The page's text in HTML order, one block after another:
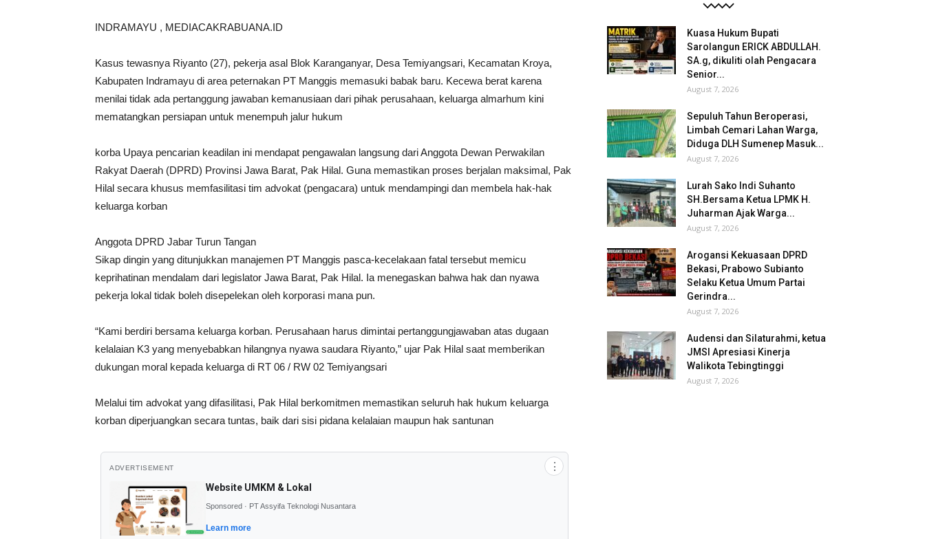
INDRAMAYU , MEDIACAKRABUANA.ID
Kasus tewasnya Riyanto (27), pekerja asal Blok Karanganyar, Desa Temiyangsari, Kecamatan Kroya,
Kabupaten Indramayu di area peternakan PT Manggis memasuki babak baru. Kecewa berat karena
menilai tidak ada pertanggung jawaban kemanusiaan dari pihak perusahaan, keluarga almarhum kini
mematangkan persiapan untuk menempuh jalur hukum
korba Upaya pencarian keadilan ini mendapat pengawalan langsung dari Anggota Dewan Perwakilan
Rakyat Daerah (DPRD) Provinsi Jawa Barat, Pak Hilal. Guna memastikan proses berjalan maksimal, Pak
Hilal secara khusus memfasilitasi tim advokat (pengacara) untuk mendampingi dan membela hak-hak
keluarga korban
Anggota DPRD Jabar Turun Tangan
Sikap dingin yang ditunjukkan manajemen PT Manggis pasca-kecelakaan fatal tersebut memicu
keprihatinan mendalam dari legislator Jawa Barat, Pak Hilal. Ia menegaskan bahwa hak dan nyawa
pekerja lokal tidak boleh disepelekan oleh korporasi mana pun.
“Kami berdiri bersama keluarga korban. Perusahaan harus dimintai pertanggungjawaban atas dugaan
kelalaian K3 yang menyebabkan hilangnya nyawa saudara Riyanto,” ujar Pak Hilal saat memberikan
dukungan moral kepada keluarga di RT 06 / RW 02 Temiyangsari
Melalui tim advokat yang difasilitasi, Pak Hilal berkomitmen memastikan seluruh hak hukum keluarga
korban diperjuangkan secara tuntas, baik dari sisi pidana kelalaian maupun hak santunan
ADVERTISEMENT ⋮
Website UMKM & Lokal
Sponsored · PT Assyifa Teknologi Nusantara
Learn more
Kuasa Hukum Bupati
Sarolangun ERICK ABDULLAH.
SA.g, dikuliti olah Pengacara
Senior...
August 7, 2026
Sepuluh Tahun Beroperasi,
Limbah Cemari Lahan Warga,
Diduga DLH Sumenep Masuk...
August 7, 2026
Lurah Sako Indi Suhanto
SH.Bersama Ketua LPMK H.
Juharman Ajak Warga...
August 7, 2026
Arogansi Kekuasaan DPRD
Bekasi, Prabowo Subianto
Selaku Ketua Umum Partai
Gerindra...
August 7, 2026
Audensi dan Silaturahmi, ketua
JMSI Apresiasi Kinerja
Walikota Tebingtinggi
August 7, 2026